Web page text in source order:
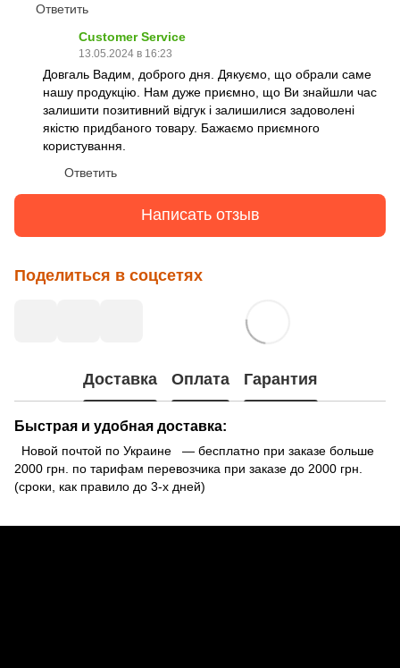
Ответить
Customer Service
13.05.2024 в 16:23
Довгаль Вадим, доброго дня. Дякуємо, що обрали саме
нашу продукцію. Нам дуже приємно, що Ви знайшли час
залишити позитивний відгук і залишилися задоволені
якістю придбаного товару. Бажаємо приємного
користування.
Ответить
Написать отзыв
Поделиться в соцсетях
Доставка Оплата Гарантия
Быстрая и удобная доставка:
Новой почтой по Украине — бесплатно при заказе больше
2000 грн. по тарифам перевозчика при заказе до 2000 грн.
(сроки, как правило до 3-х дней)